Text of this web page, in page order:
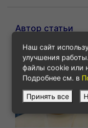
Автор статьи
Наш сайт
улучшения
файлы cookie или
Подробнее см. в
Принять все